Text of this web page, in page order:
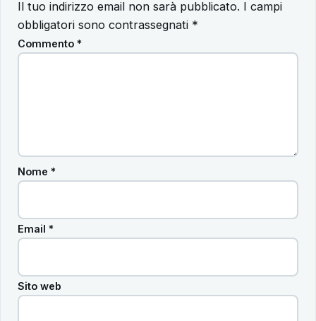
Il tuo indirizzo email non sarà pubblicato. I campi
obbligatori sono contrassegnati *
Commento *
Nome *
Email *
Sito web